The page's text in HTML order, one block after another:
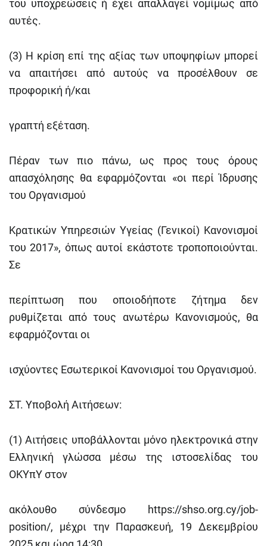
του υποχρεώσεις ή έχει απαλλαγεί νομίμως από
αυτές.
(3) Η κρίση επί της αξίας των υποψηφίων μπορεί
να απαιτήσει από αυτούς να προσέλθουν σε
προφορική ή/και
γραπτή εξέταση.
Πέραν των πιο πάνω, ως προς τους όρους
απασχόλησης θα εφαρμόζονται «οι περί Ίδρυσης
του Οργανισμού
Κρατικών Υπηρεσιών Υγείας (Γενικοί) Κανονισμοί
του 2017», όπως αυτοί εκάστοτε τροποποιούνται.
Σε
περίπτωση που οποιοδήποτε ζήτημα δεν
ρυθμίζεται από τους ανωτέρω Κανονισμούς, θα
εφαρμόζονται οι
ισχύοντες Εσωτερικοί Κανονισμοί του Οργανισμού.
ΣΤ. Υποβολή Αιτήσεων:
(1) Αιτήσεις υποβάλλονται μόνο ηλεκτρονικά στην
Ελληνική γλώσσα μέσω της ιστοσελίδας του
ΟΚΥπΥ στον
ακόλουθο σύνδεσμο https://shso.org.cy/job-
position/, μέχρι την Παρασκευή, 19 Δεκεμβρίου